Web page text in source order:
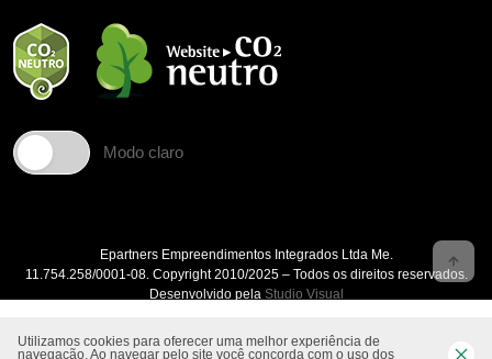
Modo claro
Epartners Empreendimentos Integrados Ltda Me.
11.754.258/0001‐08. Copyright 2010/2025 – Todos os direitos reservados.
Desenvolvido pela Studio Visual
Utilizamos cookies para oferecer uma melhor experiência de
navegação. Ao navegar pelo site você concorda com o uso dos